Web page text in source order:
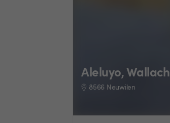
Aleluyo, Wallach
8566 Neuwilen